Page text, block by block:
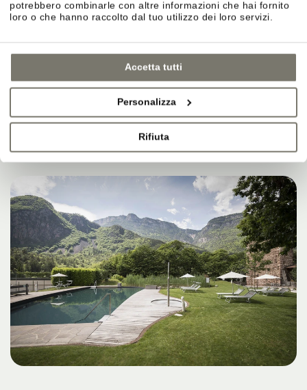
potrebbero combinarle con altre informazioni che hai fornito
loro o che hanno raccolto dal tuo utilizzo dei loro servizi.
Accetta tutti
Personalizza
Rifiuta